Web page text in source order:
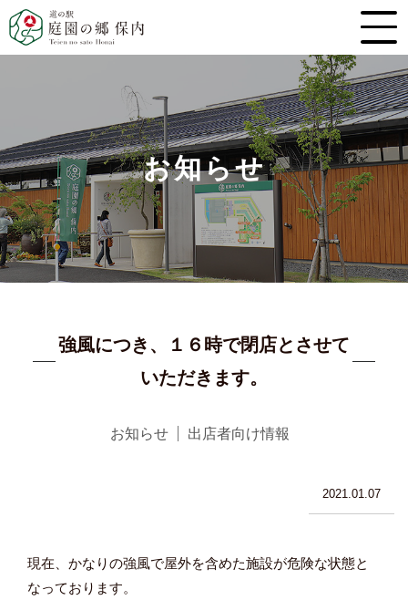
お知らせ
強風につき、１６時で閉店とさせて
いただきます。
お知らせ 出店者向け情報
2021.01.07
現在、かなりの強風で屋外を含めた施設が危険な状態と
なっております。